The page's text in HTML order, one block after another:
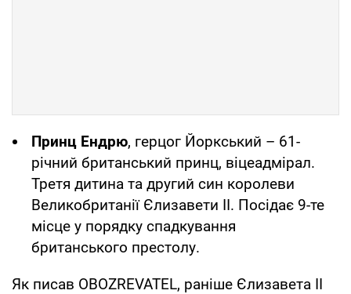
Принц Ендрю, герцог Йоркський – 61-
річний британський принц, віцеадмірал.
Третя дитина та другий син королеви
Великобританії Єлизавети II. Посідає 9-те
місце у порядку спадкування
британського престолу.
Як писав OBOZREVATEL, раніше Єлизавета II